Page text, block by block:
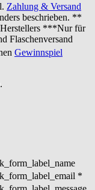
Zahlung & Versand
beschrieben. **
***Nur für
Flaschenversand
Gewinnspiel
*